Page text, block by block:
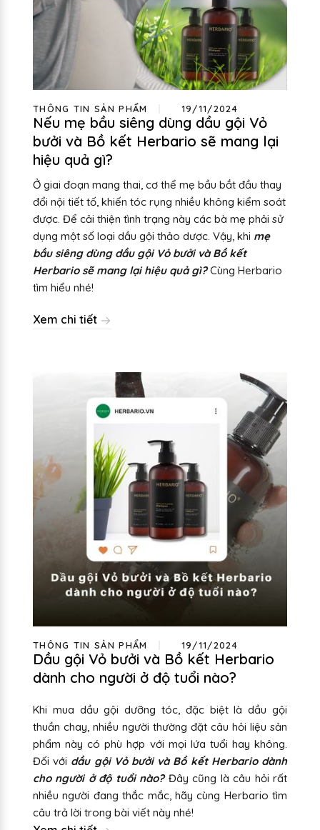
THÔNG TIN SẢN PHẨM 19/11/2024
Nếu mẹ bầu siêng dùng dầu gội Vỏ
bưởi và Bồ kết Herbario sẽ mang lại
hiệu quả gì?
Ở giai đoạn mang thai, cơ thể mẹ bầu bắt đầu thay
đổi nội tiết tố, khiến tóc rụng nhiều không kiểm soát
được. Để cải thiện tình trạng này các bà mẹ phải sử
dụng một số loại dầu gội thảo dược. Vậy, khi mẹ
bầu siêng dùng dầu gội Vỏ bưởi và Bồ kết
Herbario sẽ mang lại hiệu quả gì?Cùng Herbario
tìm hiểu nhé!
Xem chi tiết
THÔNG TIN SẢN PHẨM 19/11/2024
Dầu gội Vỏ bưởi và Bồ kết Herbario
dành cho người ở độ tuổi nào?
Khi mua dầu gội dưỡng tóc, đặc biệt là dầu gội
thuần chay, nhiều người thường đặt câu hỏi liệu sản
phẩm này có phù hợp với mọi lứa tuổi hay không.
Đối với dầu gội Vỏ bưởi và Bồ kết Herbario dành
cho người ở độ tuổi nào?Đây cũng là câu hỏi rất
nhiều người đang thắc mắc, hãy cùng Herbario tìm
câu trả lời trong bài viết này nhé!